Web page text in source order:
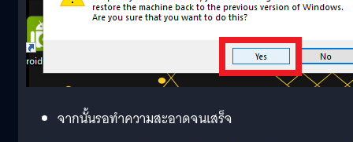
จากนั้นรอทำความสะอาดจนเสร็จ